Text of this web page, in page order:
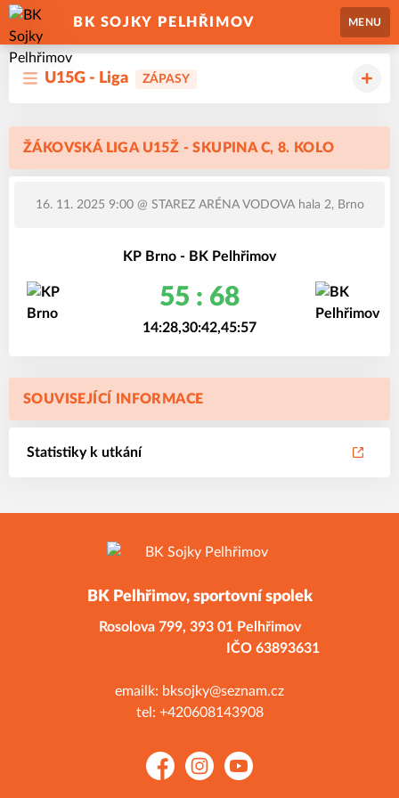
BK SOJKY PELHŘIMOV MENU
U15G - Liga ZÁPASY
ŽÁKOVSKÁ LIGA U15Ž - SKUPINA C, 8. KOLO
16. 11. 2025 9:00@ STAREZ ARÉNA VODOVA hala 2, Brno
KP Brno - BK Pelhřimov
55 : 68
14:28,30:42,45:57
SOUVISEJÍCÍ INFORMACE
Statistiky k utkání
BK Pelhřimov, sportovní spolek
Rosolova 799, 393 01 Pelhřimov
IČO 63893631
emailk: bksojky@seznam.cz
tel: +420608143908
FacebookInstagramYouTube